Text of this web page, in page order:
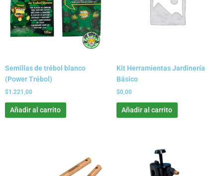
Semillas de trébol blanco
(Power Trébol)
$1.221,00
Añadir al carrito
Kit Herramientas Jardinería
Básico
$0,00
Añadir al carrito
producto
tiene